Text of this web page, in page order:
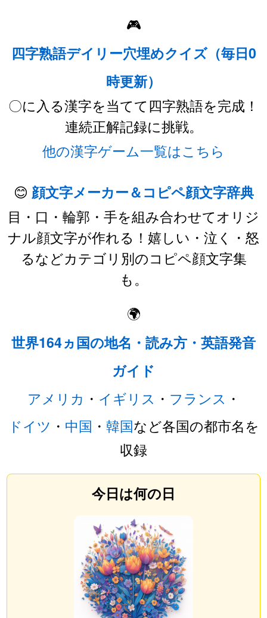
🎮
四字熟語デイリー穴埋めクイズ（毎日0
時更新）
〇に入る漢字を当てて四字熟語を完成！
連続正解記録に挑戦。
他の漢字ゲーム一覧はこちら
😊 顔文字メーカー＆コピペ顔文字辞典
目・口・輪郭・手を組み合わせてオリジ
ナル顔文字が作れる！嬉しい・泣く・怒
るなどカテゴリ別のコピペ顔文字集
も。
🌍
世界164ヵ国の地名・読み方・英語発音
ガイド
アメリカ ・ イギリス ・ フランス ・
ドイツ ・ 中国 ・ 韓国など各国の都市名を
収録
今日は何の日